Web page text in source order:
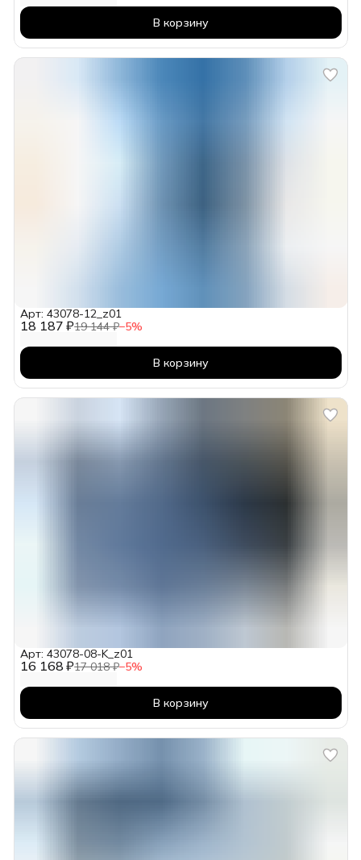
В корзину
18 187 ₽19 144 ₽−5%
Арт: 43078-12_z01
В корзину
16 168 ₽17 018 ₽−5%
Арт: 43078-08-K_z01
В корзину